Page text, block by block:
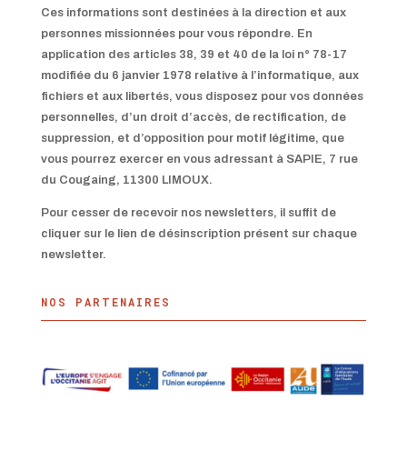
Ces informations sont destinées à la direction et aux
personnes missionnées pour vous répondre. En
application des articles 38, 39 et 40 de la loi n° 78-17
modifiée du 6 janvier 1978 relative à l’informatique, aux
fichiers et aux libertés, vous disposez pour vos données
personnelles, d’un droit d’accès, de rectification, de
suppression, et d’opposition pour motif légitime, que
vous pourrez exercer en vous adressant à SAPIE, 7 rue
du Cougaing, 11300 LIMOUX.
Pour cesser de recevoir nos newsletters, il suffit de
cliquer sur le lien de désinscription présent sur chaque
newsletter.
NOS PARTENAIRES